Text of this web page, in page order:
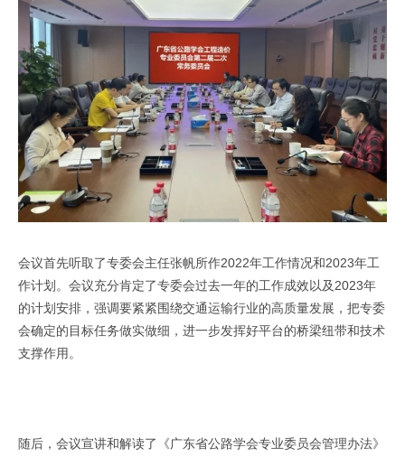
会议首先听取了专委会主任张帆所作2022年工作情况和2023年工
作计划。会议充分肯定了专委会过去一年的工作成效以及2023年
的计划安排，强调要紧紧围绕交通运输行业的高质量发展，把专委
会确定的目标任务做实做细，进一步发挥好平台的桥梁纽带和技术
支撑作用。
随后，会议宣讲和解读了《广东省公路学会专业委员会管理办法》